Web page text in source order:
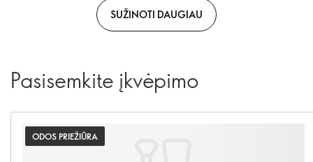
SUŽINOTI DAUGIAU
Pasisemkite įkvėpimo
ODOS PRIEŽIŪRA